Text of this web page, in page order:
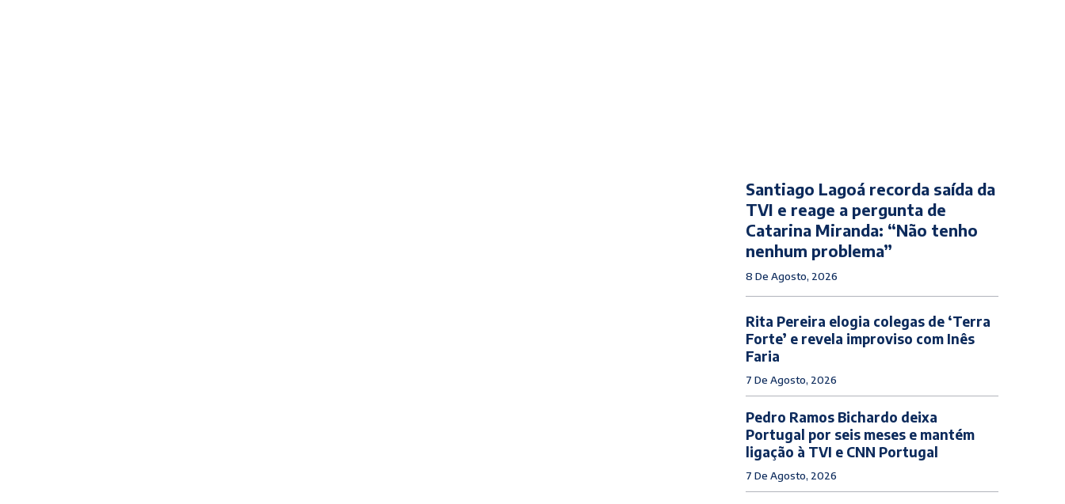
Santiago Lagoá recorda saída da
TVI e reage a pergunta de
Catarina Miranda: “Não tenho
nenhum problema”
8 De Agosto, 2026
Rita Pereira elogia colegas de ‘Terra
Forte’ e revela improviso com Inês
Faria
7 De Agosto, 2026
Pedro Ramos Bichardo deixa
Portugal por seis meses e mantém
ligação à TVI e CNN Portugal
7 De Agosto, 2026